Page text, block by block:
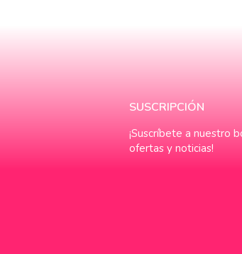
SUSCRIPCIÓN
¡Suscríbete a nuestro
ofertas y noticias!